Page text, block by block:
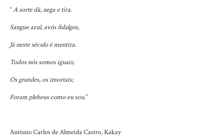
“A sorte dá, nega e tira.
Sangue azul, avós fidalgos,
Já neste século é mentira.
Todos nós somos iguais;
Os grandes, os imortais;
Foram plebeus como eu sou.”
Antônio Carlos de Almeida Castro, Kakay